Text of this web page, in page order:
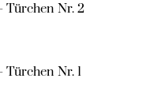
Türchen Nr. 2
Nr. 1